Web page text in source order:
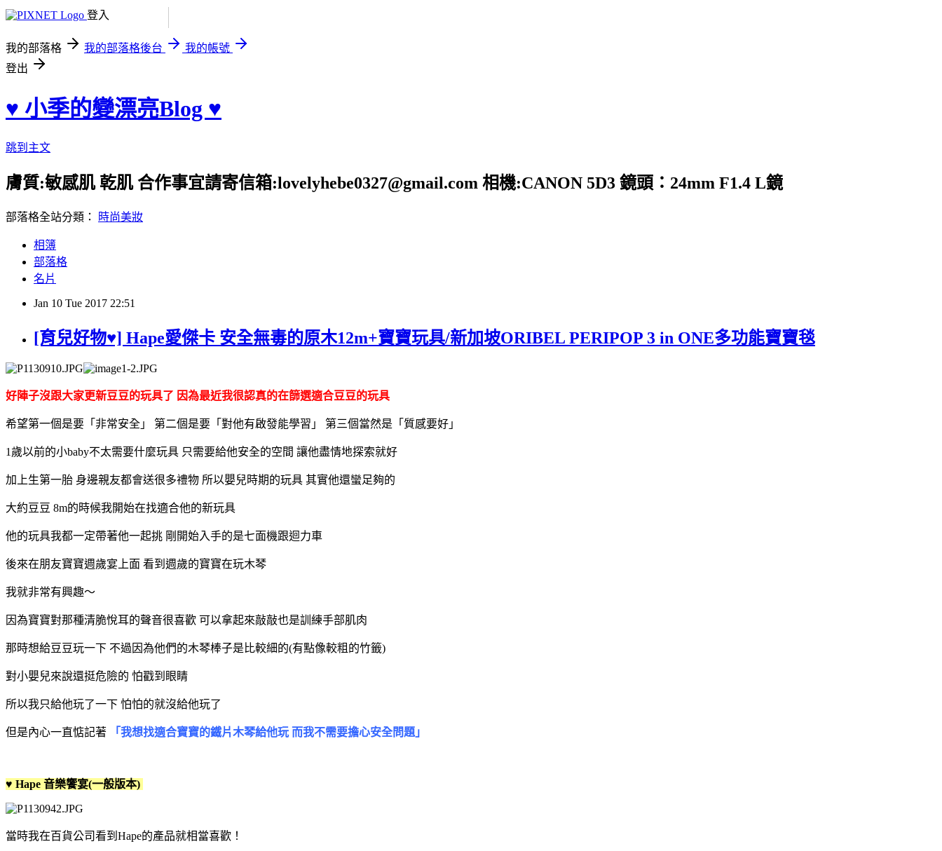
登入
我的部落格 我的部落格後台
我的帳號
登出
♥ 小季的變漂亮Blog ♥
跳到主文
膚質:敏感肌 乾肌 合作事宜請寄信箱:lovelyhebe0327@gmail.com 相機:CANON 5D3 鏡頭：24mm F1.4 L鏡
部落格全站分類： 時尚美妝
相簿
部落格
名片
Jan 10 Tue 2017 22:51
[育兒好物♥] Hape愛傑卡 安全無毒的原木12m+寶寶玩具/新加坡ORIBEL PERIPOP 3 in ONE多功能寶寶毯
好陣子沒跟大家更新豆豆的玩具了 因為最近我很認真的在篩選適合豆豆的玩具
希望第一個是要「非常安全」 第二個是要「對他有啟發能學習」 第三個當然是「質感要好」
1歲以前的小baby不太需要什麼玩具 只需要給他安全的空間 讓他盡情地探索就好
加上生第一胎 身邊親友都會送很多禮物 所以嬰兒時期的玩具 其實他還蠻足夠的
大約豆豆 8m的時候我開始在找適合他的新玩具
他的玩具我都一定帶著他一起挑 剛開始入手的是七面機跟迴力車
後來在朋友寶寶週歲宴上面 看到週歲的寶寶在玩木琴
我就非常有興趣～
因為寶寶對那種清脆悅耳的聲音很喜歡 可以拿起來敲敲也是訓練手部肌肉
那時想給豆豆玩一下 不過因為他們的木琴棒子是比較細的(有點像較粗的竹籤)
對小嬰兒來說還挺危險的 怕戳到眼睛
所以我只給他玩了一下 怕怕的就沒給他玩了
但是內心一直惦記著 「我想找適合寶寶的鐵片木琴給他玩 而我不需要擔心安全問題」
♥ Hape 音樂饗宴(一般版本)
當時我在百貨公司看到Hape的產品就相當喜歡！